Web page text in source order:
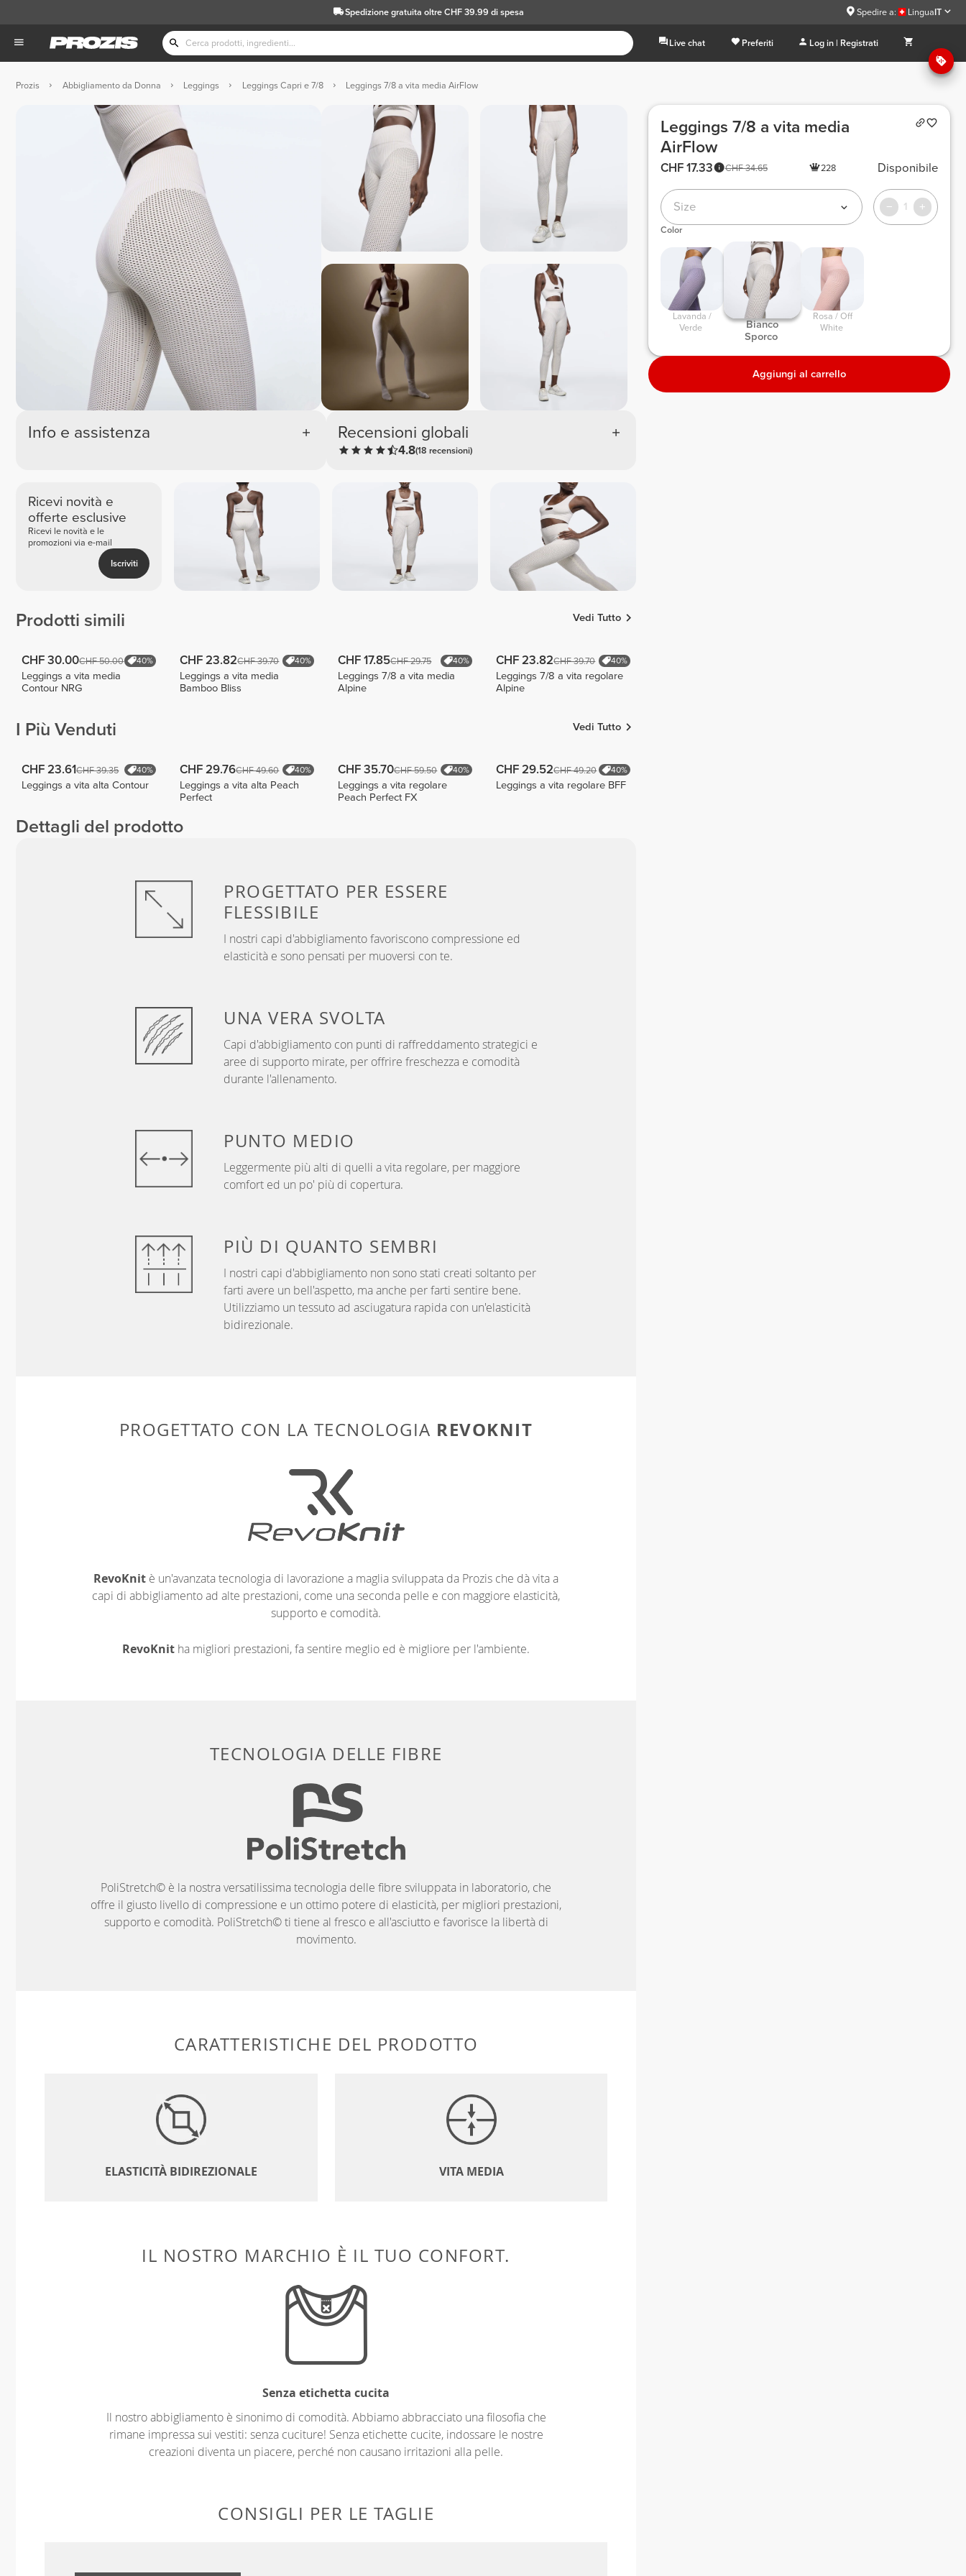
Spedizione gratuita oltre CHF 39.99 di spesa Spedire a: LinguaIT
Live chat Preferiti Log in | Registrati
Prozis Abbigliamento da Donna Leggings Leggings Capri e 7/8 Leggings 7/8 a vita media AirFlow
Info e assistenza Recensioni globali
4.8(18 recensioni)
Ricevi novità e
offerte esclusive
Ricevi le novità e le
promozioni via e-mail
Iscriviti
Prodotti simili Vedi Tutto
CHF 30.00CHF 50.00 40%
Leggings a vita media
Contour NRG
CHF 23.82CHF 39.70 40%
Leggings a vita media
Bamboo Bliss
CHF 17.85CHF 29.75 40%
Leggings 7/8 a vita media
Alpine
CHF 23.82CHF 39.70 40%
Leggings 7/8 a vita regolare
Alpine
I Più Venduti Vedi Tutto
CHF 23.61CHF 39.35 40%
Leggings a vita alta Contour
CHF 29.76CHF 49.60 40%
Leggings a vita alta Peach
Perfect
CHF 35.70CHF 59.50 40%
Leggings a vita regolare
Peach Perfect FX
CHF 29.52CHF 49.20 40%
Leggings a vita regolare BFF
Dettagli del prodotto
PROGETTATO PER ESSERE
FLESSIBILE
I nostri capi d'abbigliamento favoriscono compressione ed
elasticità e sono pensati per muoversi con te.
UNA VERA SVOLTA
Capi d'abbigliamento con punti di raffreddamento strategici e
aree di supporto mirate, per offrire freschezza e comodità
durante l'allenamento.
PUNTO MEDIO
Leggermente più alti di quelli a vita regolare, per maggiore
comfort ed un po' più di copertura.
PIÙ DI QUANTO SEMBRI
I nostri capi d'abbigliamento non sono stati creati soltanto per
farti avere un bell'aspetto, ma anche per farti sentire bene.
Utilizziamo un tessuto ad asciugatura rapida con un'elasticità
bidirezionale.
PROGETTATO CON LA TECNOLOGIA REVOKNIT
RevoKnit è un'avanzata tecnologia di lavorazione a maglia sviluppata da Prozis che dà vita a
capi di abbigliamento ad alte prestazioni, come una seconda pelle e con maggiore elasticità,
supporto e comodità.
RevoKnit ha migliori prestazioni, fa sentire meglio ed è migliore per l'ambiente.
TECNOLOGIA DELLE FIBRE
PoliStretch© è la nostra versatilissima tecnologia delle fibre sviluppata in laboratorio, che
offre il giusto livello di compressione e un ottimo potere di elasticità, per migliori prestazioni,
supporto e comodità. PoliStretch© ti tiene al fresco e all'asciutto e favorisce la libertà di
movimento.
CARATTERISTICHE DEL PRODOTTO
ELASTICITÀ BIDIREZIONALE VITA MEDIA
IL NOSTRO MARCHIO È IL TUO CONFORT.
Senza etichetta cucita
Il nostro abbigliamento è sinonimo di comodità. Abbiamo abbracciato una filosofia che
rimane impressa sui vestiti: senza cuciture! Senza etichette cucite, indossare le nostre
creazioni diventa un piacere, perché non causano irritazioni alla pelle.
CONSIGLI PER LE TAGLIE
Leggings 7/8 a vita media
AirFlow
CHF 34.65
CHF 17.33 228 Disponibile
Size 1
Color
Verde
Bianco
Sporco
White
Aggiungi al carrello